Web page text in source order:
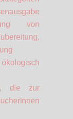
von
die zur